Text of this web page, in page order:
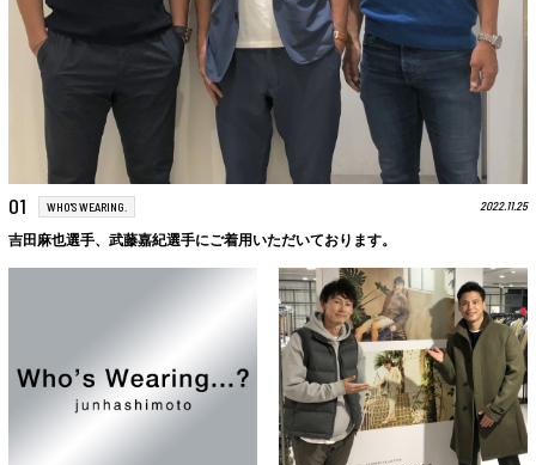
01 WHO'S WEARING. 2022.11.25
吉田麻也選手、武藤嘉紀選手にご着用いただいております。